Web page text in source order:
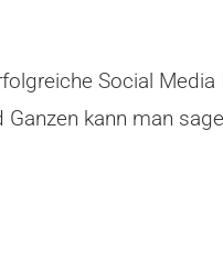
Social
kann man